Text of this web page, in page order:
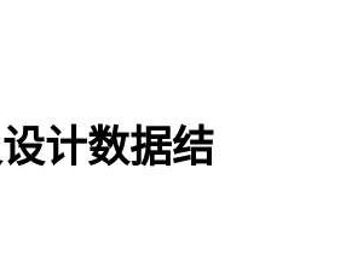
计数据结